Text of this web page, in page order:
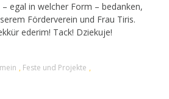
egal in welcher Form – bedanken,
Förderverein und Frau Tiris.
ederim! Tack! Dziekuje!
, Feste und Projekte ,